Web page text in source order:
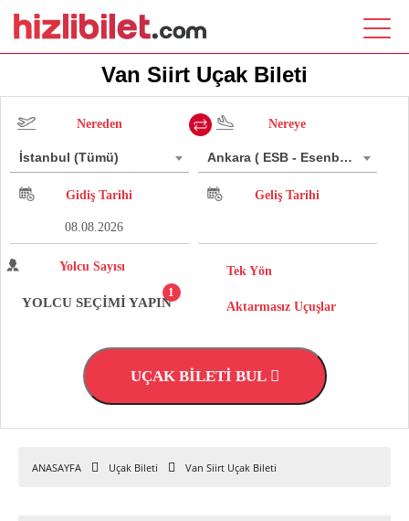
Van Siirt Uçak Bileti
Nereden
İstanbul (Tümü)
Nereye
Ankara ( ESB - Esenboğa)
Gidiş Tarihi Geliş Tarihi
Yolcu Sayısı
1
YOLCU SEÇİMİ YAPIN
Tek Yön
Aktarmasız Uçuşlar
UÇAK BİLETİ BUL
ANASAYFA Uçak Bileti Van Siirt Uçak Bileti